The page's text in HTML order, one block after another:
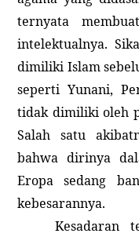
ternyata
intelektualnya.
dimiliki Islam
sepertiYunani,
tidak dimiliki oleh
Salah satu
bahwa dirinya
Eropa sedang
kebesarannya.
Kesadaran